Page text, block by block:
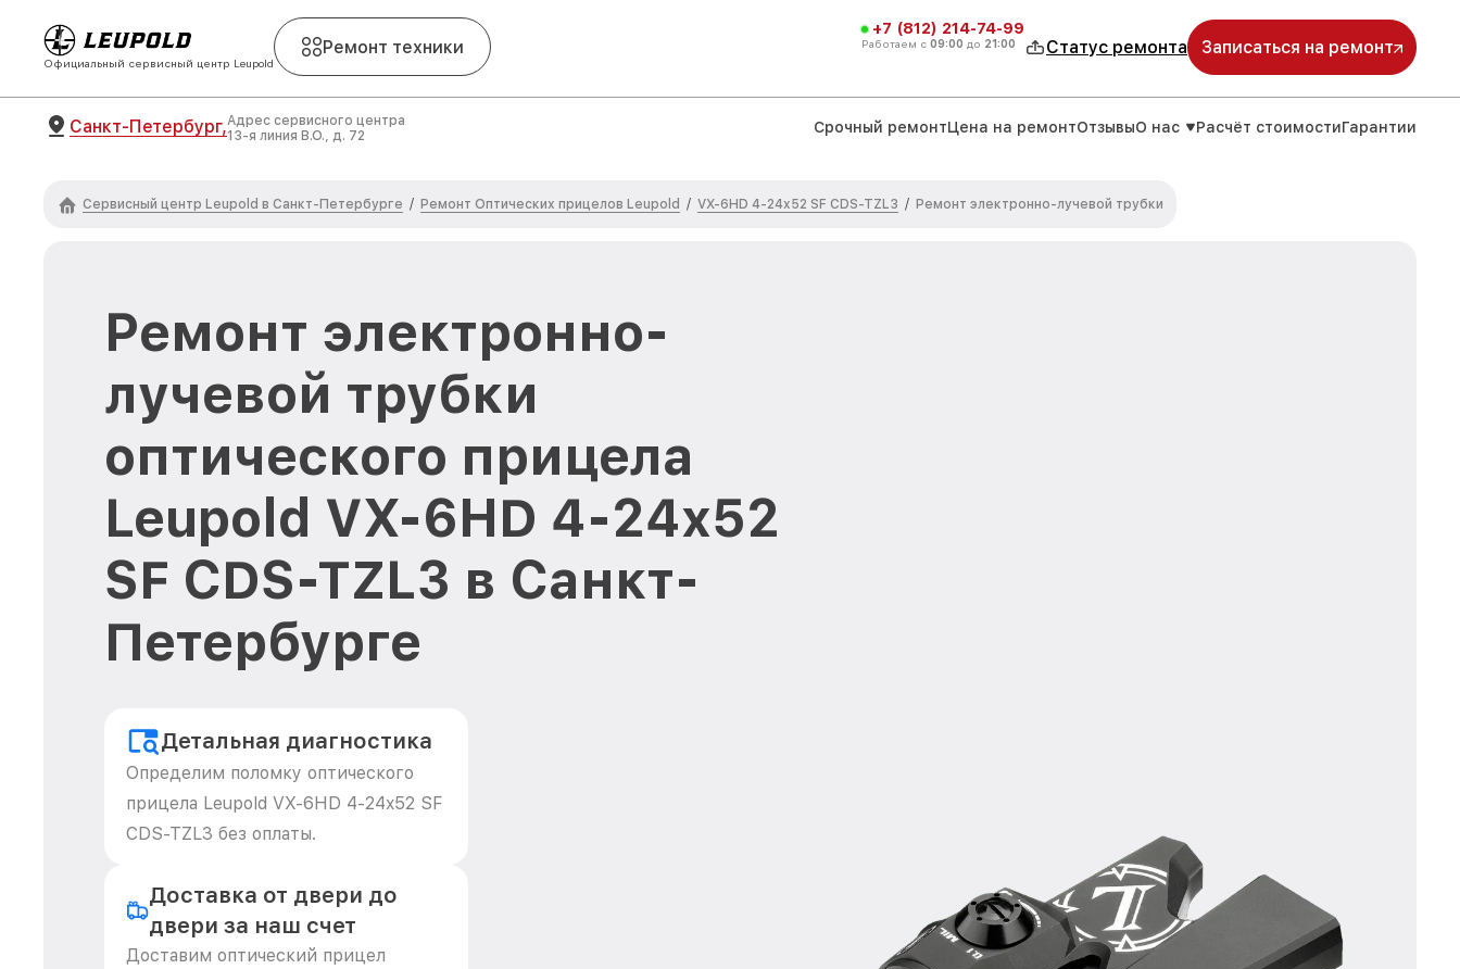
Официальный сервисный центр Leupold
Ремонт техники
+7 (812) 214-74-99
Работаем с 09:00 до 21:00 Статус ремонта Записаться на ремонт
Санкт-Петербург,Адрес сервисного центра
13-я линия В.О., д. 72
Срочный ремонтЦена на ремонтОтзывыО нас Расчёт стоимостиГарантии
Сервисный центр Leupold в Санкт-Петербурге / Ремонт Оптических прицелов Leupold / VX-6HD 4-24x52 SF CDS-TZL3 / Ремонт электронно-лучевой трубки
Ремонт электронно-
лучевой трубки
оптического прицела
Leupold VX-6HD 4-24x52
SF CDS-TZL3 в Санкт-
Петербурге
Детальная диагностика
Определим поломку оптического
прицела Leupold VX-6HD 4-24x52 SF
CDS-TZL3 без оплаты.
Доставка от двери до
двери за наш счет
Доставим оптический прицел